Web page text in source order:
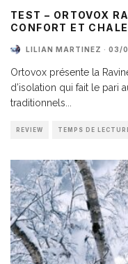
TEST – ORTOVOX
CONFORT ET
LILIAN MARTINEZ · 03/
Ortovox présente la
d’isolation qui fait le pari
traditionnels...
REVIEW TEMPS DE